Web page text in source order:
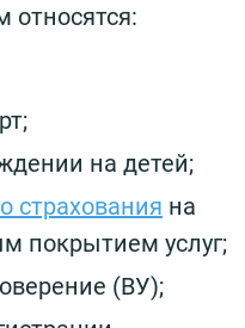
на детей;
страхования на
покрытием услуг;
(ВУ);